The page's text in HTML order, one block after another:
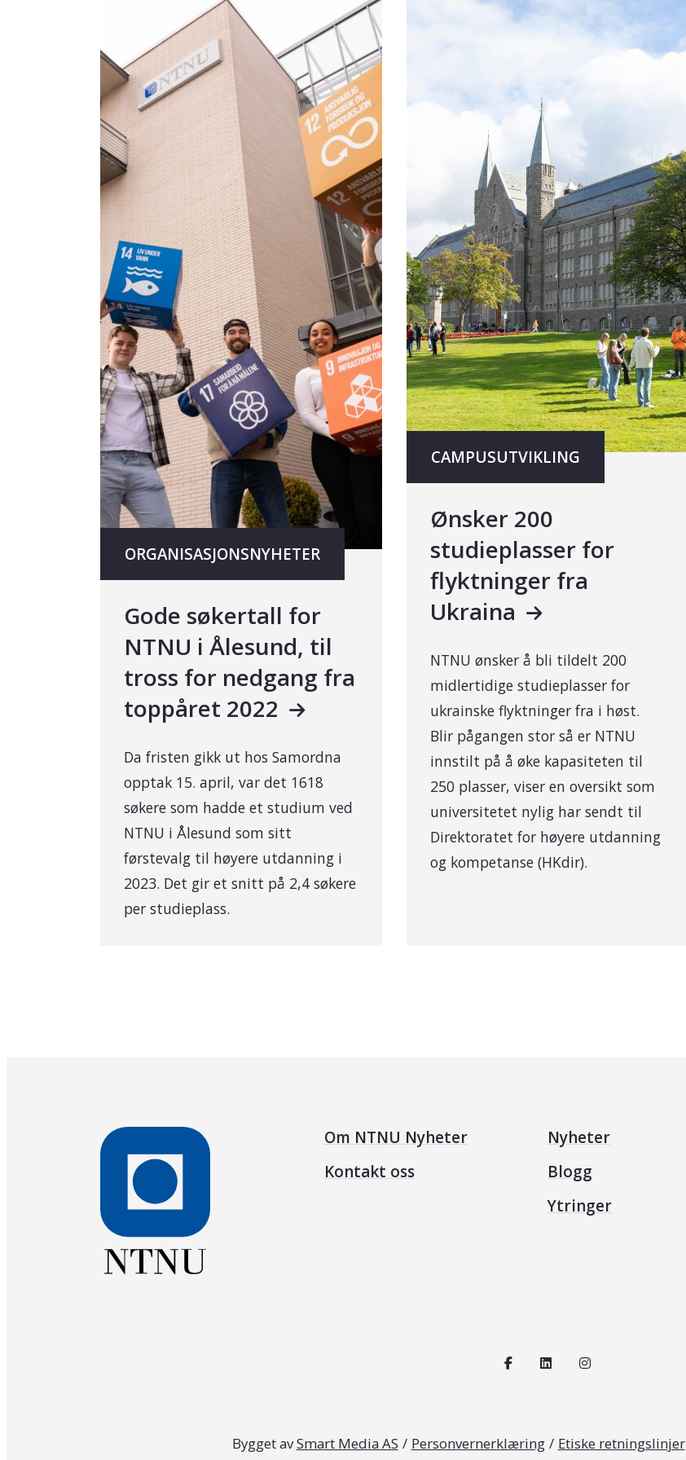
ORGANISASJONSNYHETER
Gode søkertall for
NTNU i Ålesund, til
tross for nedgang fra
toppåret 2022
Da fristen gikk ut hos Samordna
opptak 15. april, var det 1618
søkere som hadde et studium ved
NTNU i Ålesund som sitt
førstevalg til høyere utdanning i
2023. Det gir et snitt på 2,4 søkere
per studieplass.
CAMPUSUTVIKLING
Ønsker 200
studieplasser for
flyktninger fra
Ukraina
NTNU ønsker å bli tildelt 200
midlertidige studieplasser for
ukrainske flyktninger fra i høst.
Blir pågangen stor så er NTNU
innstilt på å øke kapasiteten til
250 plasser, viser en oversikt som
universitetet nylig har sendt til
Direktoratet for høyere utdanning
og kompetanse (HKdir).
Om NTNU Nyheter
Kontakt oss
Nyheter
Blogg
Ytringer
Bygget avSmart Media AS / Personvernerklæring / Etiske retningslinjer